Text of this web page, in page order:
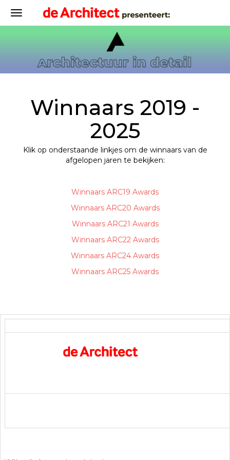
Winnaars 2019 -
2025
Klik op onderstaande linkjes om de winnaars van de
afgelopen jaren te bekijken:
Winnaars ARC19 Awards
Winnaars ARC20 Awards
Winnaars ARC21 Awards
Winnaars ARC22 Awards
Winnaars ARC24 Awards
Winnaars ARC25 Awards